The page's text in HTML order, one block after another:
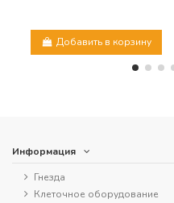
Добавить в корзину
Информация
Гнезда
Клеточное оборудование